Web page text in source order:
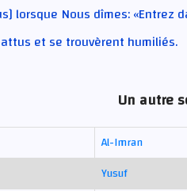
lorsque Nous dîmes:
et se trouvèrent humiliés.
Un autre
Al-Imran
Yusuf